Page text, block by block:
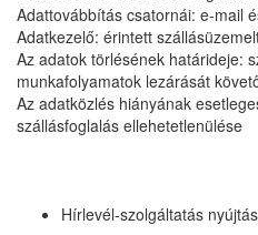
Adattovábbítás csatornái: e-mail
Adatkezelő: érintett
Az adatok törlésének határideje:
munkafolyamatok lezárását
Az adatközlés hiányának
szállásfoglalás ellehetetlenülése
Hírlevél-szolgáltatás